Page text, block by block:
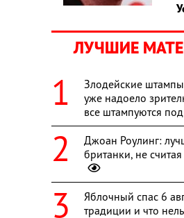
ЛУЧШИЕ
Злодейские
уже надоело
все штампуются
Джоан Роулинг:
британки, не
Яблочный спас 6
традиции и что